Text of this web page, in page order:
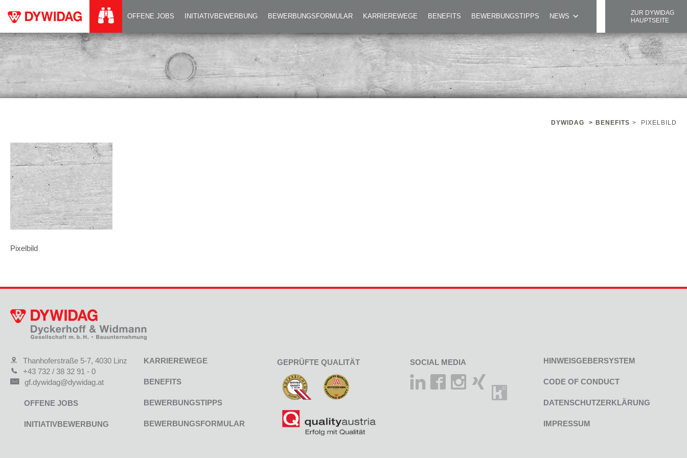
OFFENE JOBS INITIATIVBEWERBUNG BEWERBUNGSFORMULAR KARRIEREWEGE BENEFITS BEWERBUNGSTIPPS NEWS
PIXELBILD
ZUR DYWIDAG
HAUPTSEITE
DYWIDAG > BENEFITS > PIXELBILD
Pixelbild
Thanhoferstraße 5-7, 4030 Linz
+43 732 / 38 32 91 - 0
gf.dywidag@dywidag.at
OFFENE JOBS
INITIATIVBEWERBUNG
KARRIEREWEGE
BENEFITS
BEWERBUNGSTIPPS
BEWERBUNGSFORMULAR
GEPRÜFTE QUALITÄT SOCIAL MEDIA HINWEISGEBERSYSTEM
CODE OF CONDUCT
DATENSCHUTZERKLÄRUNG
IMPRESSUM